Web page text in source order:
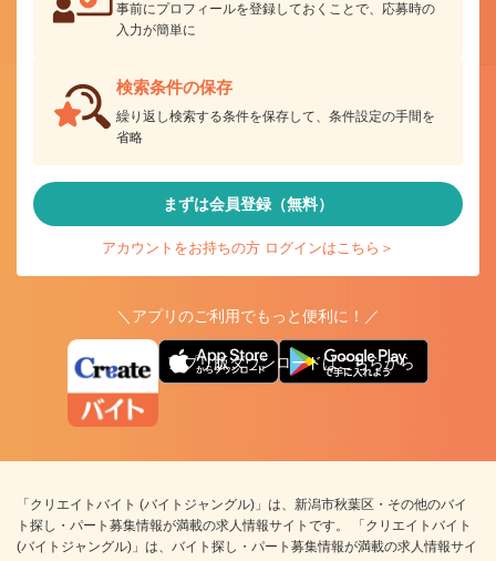
事前にプロフィールを登録しておくことで、応募時の
入力が簡単に
検索条件の保存
繰り返し検索する条件を保存して、条件設定の手間を
省略
まずは会員登録（無料）
アカウントをお持ちの方 ログインはこちら＞
＼アプリのご利用でもっと便利に！／
アプリ版ダウンロードはこちらから
「クリエイトバイト (バイトジャングル)」は、新潟市秋葉区・その他のバイ
ト探し・パート募集情報が満載の求人情報サイトです。 「クリエイトバイト
(バイトジャングル)」は、バイト探し・パート募集情報が満載の求人情報サイ